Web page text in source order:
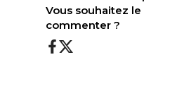
Vous souhaitez le
commenter ?